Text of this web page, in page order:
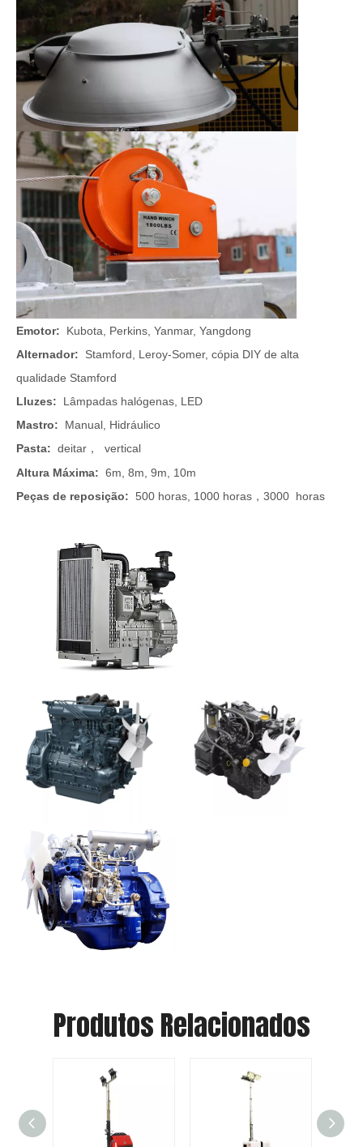
Emotor: Kubota, Perkins, Yanmar, Yangdong
Alternador: Stamford, Leroy-Somer, cópia DIY de alta
qualidade Stamford
Lluzes: Lâmpadas halógenas, LED
Mastro: Manual, Hidráulico
Pasta: deitar ，
vertical
Altura Máxima: 6m, 8m, 9m, 10m
Peças de reposição: 500 horas, 1000 horas ， 3000 horas
Produtos Relacionados